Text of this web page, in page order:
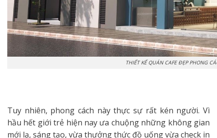
THIẾT KẾ QUÁN CAFE ĐẸP PHONG
Tuy nhiên, phong cách này thực sự rất kén người. Vì
hầu hết giới trẻ hiện nay ưa chuộng những không gian
mới lạ, sáng tạo, vừa thưởng thức đồ uống vừa check in